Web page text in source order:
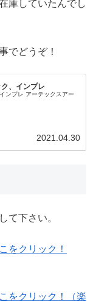
庫していたんでし
でどうぞ！
、インプレ
ンプレ アーテックスアー
2021.04.30
て下さい。
をクリック！
をクリック！（楽